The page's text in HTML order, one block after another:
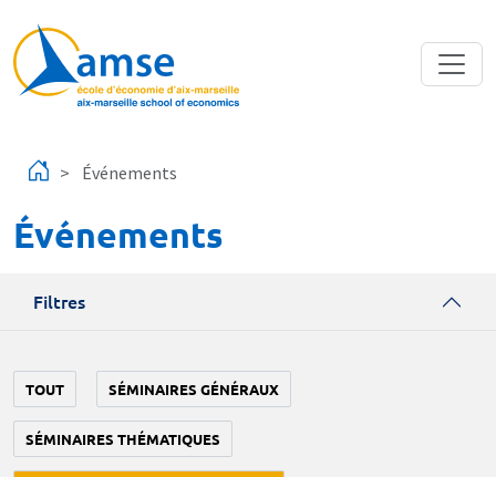
Événements
Événements
Filtres
TOUT SÉMINAIRES GÉNÉRAUX
SÉMINAIRES THÉMATIQUES